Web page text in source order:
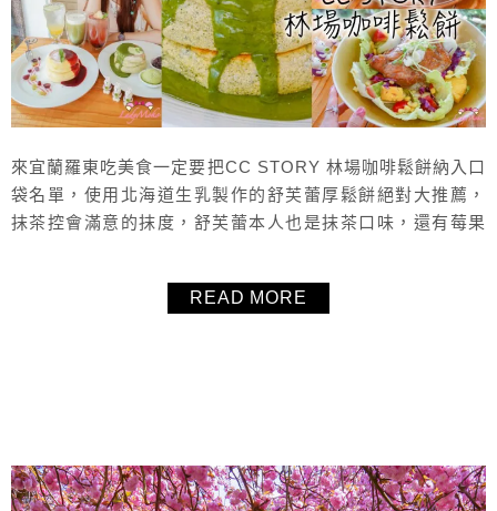
來宜蘭羅東吃美食一定要把CC STORY 林場咖啡鬆餅納入口
袋名單，使用北海道生乳製作的舒芙蕾厚鬆餅絕對大推薦，
抹茶控會滿意的抹度，舒芙蕾本人也是抹茶口味，還有莓果
東火車站走路只要6分鐘，交通超方便！
READ MORE